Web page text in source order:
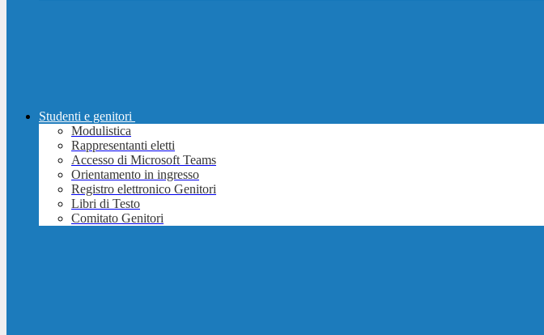
Studenti e genitori
Modulistica
Rappresentanti eletti
Accesso di Microsoft Teams
Orientamento in ingresso
Registro elettronico Genitori
Libri di Testo
Comitato Genitori